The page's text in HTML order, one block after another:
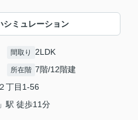
シミュレーション
間取り 2LDK
所在階 7階/12階建
２丁目1-56
駅 徒歩11分